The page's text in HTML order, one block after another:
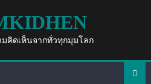
คิดเห็นจากทั่วทุกมุมโลก